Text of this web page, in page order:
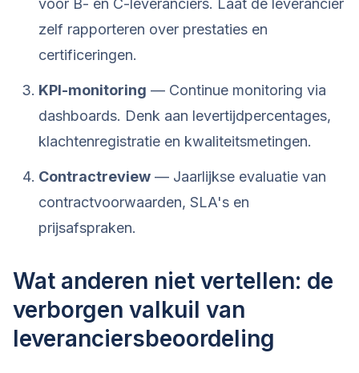
voor B- en C-leveranciers. Laat de leverancier
zelf rapporteren over prestaties en
certificeringen.
KPI-monitoring — Continue monitoring via
dashboards. Denk aan levertijdpercentages,
klachtenregistratie en kwaliteitsmetingen.
Contractreview — Jaarlijkse evaluatie van
contractvoorwaarden, SLA's en
prijsafspraken.
Wat anderen niet vertellen: de
verborgen valkuil van
leveranciersbeoordeling